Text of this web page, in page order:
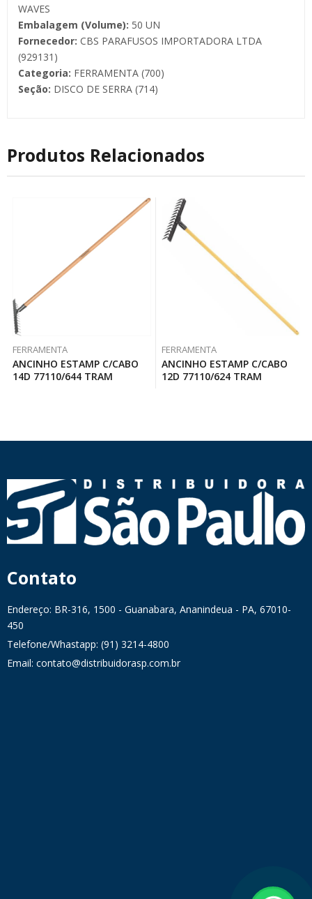
WAVES
Embalagem (Volume): 50 UN
Fornecedor: CBS PARAFUSOS IMPORTADORA LTDA
(929131)
Categoria: FERRAMENTA (700)
Seção: DISCO DE SERRA (714)
Produtos Relacionados
FERRAMENTA
ANCINHO ESTAMP C/CABO
14D 77110/644 TRAM
FERRAMENTA
ANCINHO ESTAMP C/CABO
12D 77110/624 TRAM
Contato
Endereço: BR-316, 1500 - Guanabara, Ananindeua - PA, 67010-
450
Telefone/Whastapp: (91) 3214-4800
Email: contato@distribuidorasp.com.br